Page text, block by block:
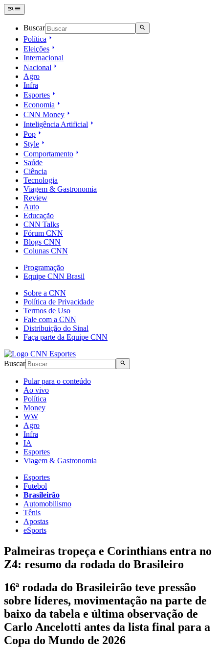
Buscar
Política
Eleições
Internacional
Nacional
Agro
Infra
Esportes
Economia
CNN Money
Inteligência Artificial
Pop
Style
Comportamento
Saúde
Ciência
Tecnologia
Viagem & Gastronomia
Review
Auto
Educação
CNN Talks
Fórum CNN
Blogs CNN
Colunas CNN
Programação
Equipe CNN Brasil
Sobre a CNN
Política de Privacidade
Termos de Uso
Fale com a CNN
Distribuição do Sinal
Faça parte da Equipe CNN
Buscar
Pular para o conteúdo
Ao vivo
Política
Money
WW
Agro
Infra
IA
Esportes
Viagem & Gastronomia
Esportes
Futebol
Brasileirão
Automobilismo
Tênis
Apostas
eSports
Palmeiras tropeça e Corinthians entra no
Z4: resumo da rodada do Brasileiro
16ª rodada do Brasileirão teve pressão
sobre líderes, movimentação na parte de
baixo da tabela e última observação de
Carlo Ancelotti antes da lista final para a
Copa do Mundo de 2026